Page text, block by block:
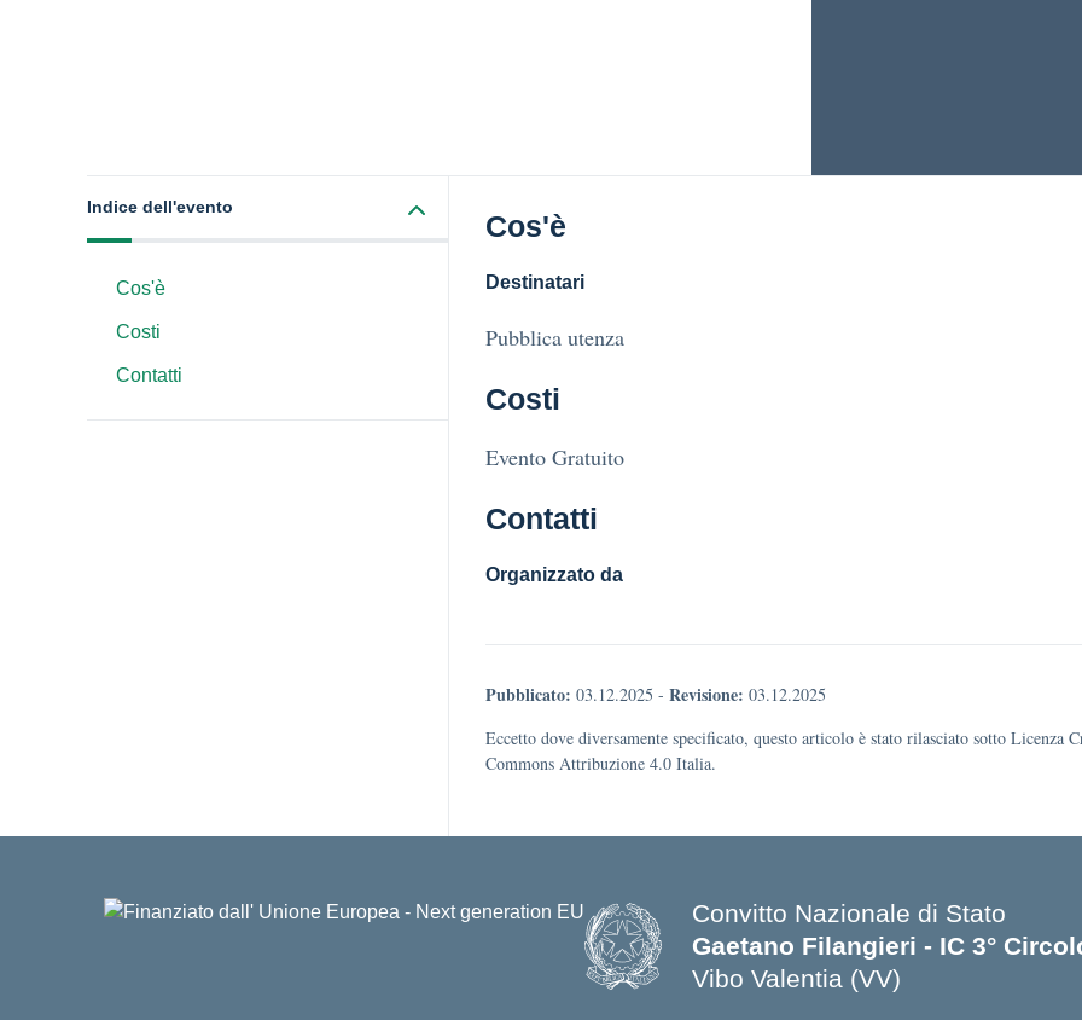
Indice dell'evento
Cos'è
Costi
Contatti
Cos'è
Destinatari
Pubblica utenza
Costi
Evento Gratuito
Contatti
Organizzato da
Pubblicato: 03.12.2025 - Revisione: 03.12.2025
Eccetto dove diversamente specificato, questo articolo è stato rilasciato sotto Licenza
Commons Attribuzione 4.0 Italia.
Convitto Nazionale di Stato
Gaetano Filangieri - IC 3°
Vibo Valentia (VV)